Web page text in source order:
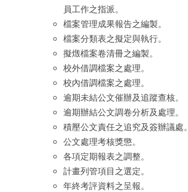
員工作之指派。
檔案管理成果報告之編製。
檔案分類表之擬定與執行。
擬燬檔案卷清冊之編製。
校外借調檔案之處理。
校內借調檔案之處理。
逾期未結公文催辦及追蹤查核。
逾期辦結公文調卷分析及處理。
積壓公文責任之追究及簽辦議處。
公文處理考核獎懲。
各項定期報表之調整。
計畫列管項目之選定。
年終考評資料之呈報。